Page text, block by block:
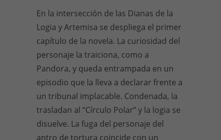
En la intersección de las Dianas de la
Logia y Artemisa se despliega el primer
capítulo de la novela. La curiosidad del
personaje la traiciona, como a
Pandora, y queda entrampada en un
episodio que la lleva a declarar frente a
un tribunal implacable. Condenada, la
trasladan al “Círculo Polar” y la logia se
disuelve. La fuga del personaje del
antro de tortura coincide con un